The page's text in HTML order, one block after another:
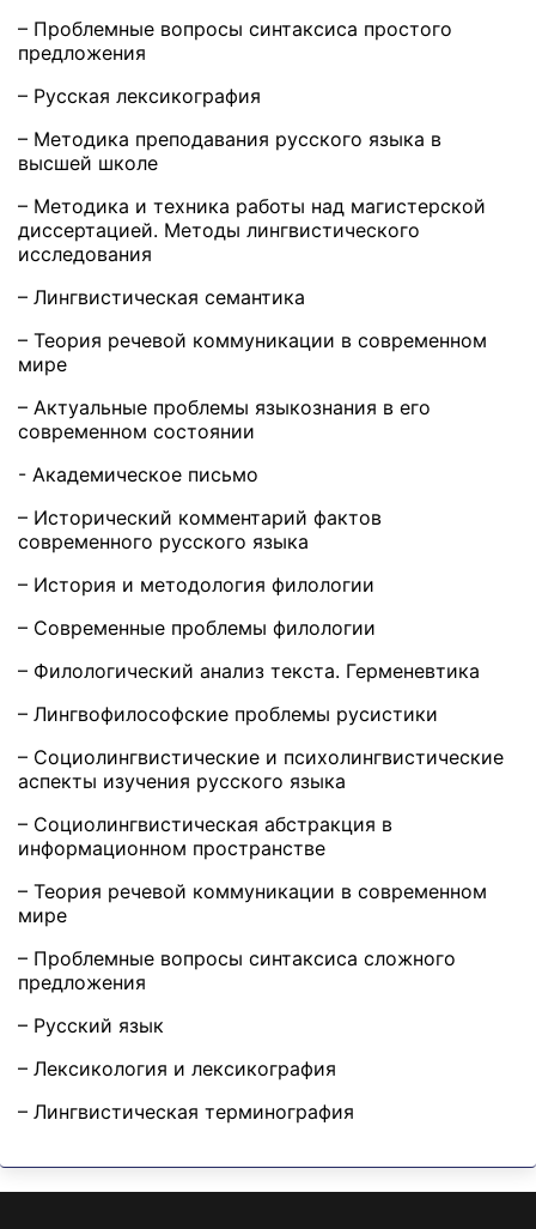
– Проблемные вопросы синтаксиса простого
предложения
– Русская лексикография
– Методика преподавания русского языка в
высшей школе
– Методика и техника работы над магистерской
диссертацией. Методы лингвистического
исследования
– Лингвистическая семантика
– Теория речевой коммуникации в современном
мире
– Актуальные проблемы языкознания в его
современном состоянии
- Академическое письмо
– Исторический комментарий фактов
современного русского языка
– История и методология филологии
– Современные проблемы филологии
– Филологический анализ текста. Герменевтика
– Лингвофилософские проблемы русистики
– Социолингвистические и психолингвистические
аспекты изучения русского языка
– Социолингвистическая абстракция в
информационном пространстве
– Теория речевой коммуникации в современном
мире
– Проблемные вопросы синтаксиса сложного
предложения
– Русский язык
– Лексикология и лексикография
– Лингвистическая терминография